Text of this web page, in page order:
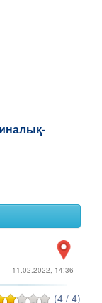
11.02.2022, 14:36
(4 / 4)